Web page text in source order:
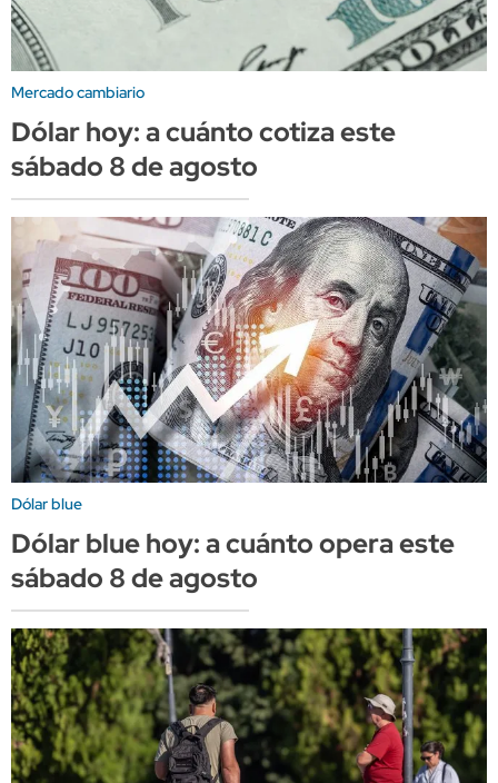
Mercado cambiario
Dólar hoy: a cuánto cotiza este
sábado 8 de agosto
Dólar blue
Dólar blue hoy: a cuánto opera este
sábado 8 de agosto